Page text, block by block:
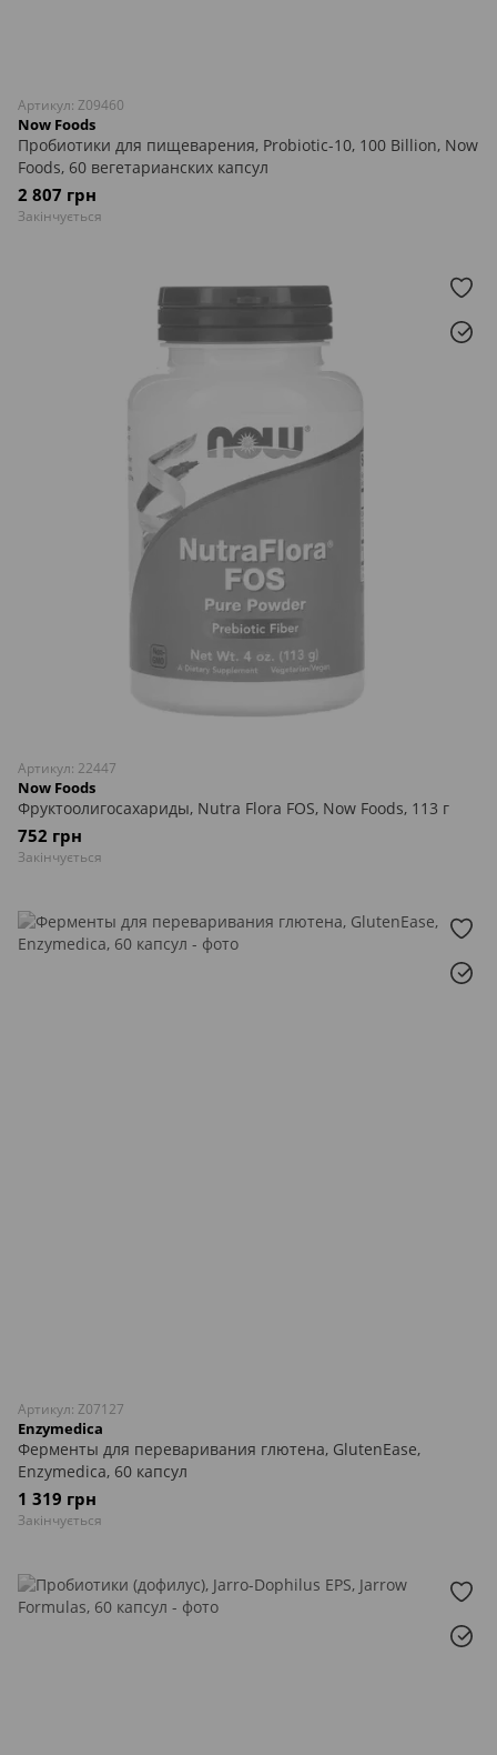
Артикул: Z09460
Now Foods
Пробиотики для пищеварения, Probiotic-10, 100 Billion, Now
Foods, 60 вегетарианских капсул
2 807 грн
Закінчується
Артикул: 22447
Now Foods
Фруктоолигосахариды, Nutra Flora FOS, Now Foods, 113 г
752 грн
Закінчується
Артикул: Z07127
Enzymedica
Ферменты для переваривания глютена, GlutenEase,
Enzymedica, 60 капсул
1 319 грн
Закінчується